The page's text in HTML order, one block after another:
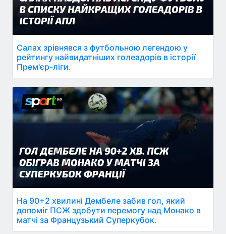
Салах зрівнявся з футбольною легендою у
рейтингу найвидатніших голеадорів в історії
Прем'єр-ліги.
На 90+2 хвилині Дембеле забив гол, який
допоміг ПСЖ здобути перемогу над Монако в
матчі за Французький Суперкубок.